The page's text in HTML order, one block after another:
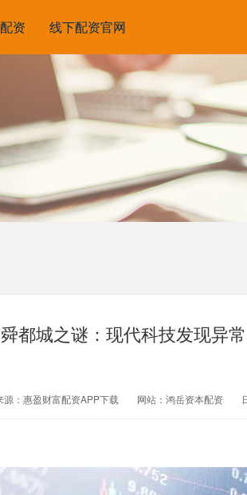
资 线下配资官网
都城之谜：现代科技发现异
源：惠盈财富配资APP下载 网站：鸿岳资本配资